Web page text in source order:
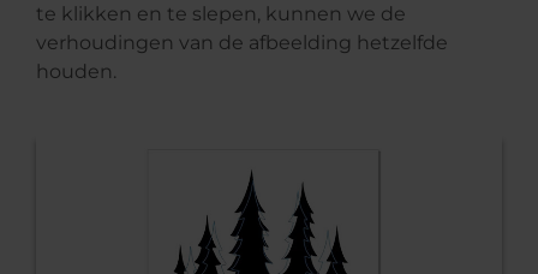
te klikken en te slepen, kunnen we de
verhoudingen van de afbeelding hetzelfde
houden.